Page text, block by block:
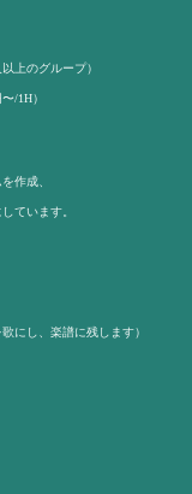
上のグループ）
/1H）
作成、
ています。
し、楽譜に残します）